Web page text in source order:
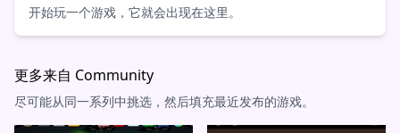
开始玩一个游戏，它就会出现在这里。
更多来自 Community
尽可能从同一系列中挑选，然后填充最近发布的游戏。